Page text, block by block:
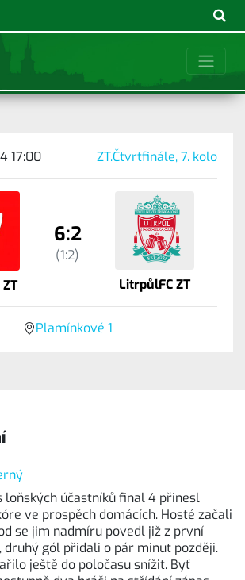
17:00 ZT.Čtvrtfinále, 7. kolo
6:2
(1:2)
LitrpůlFC ZT
Plamínkové 1
loňských účastníků final 4 přinesl
ve prospěch domácích. Hosté začali
se jim nadmíru povedl již z první
druhý gól přidali o pár minut později.
ještě do poločasu snížit. Byť